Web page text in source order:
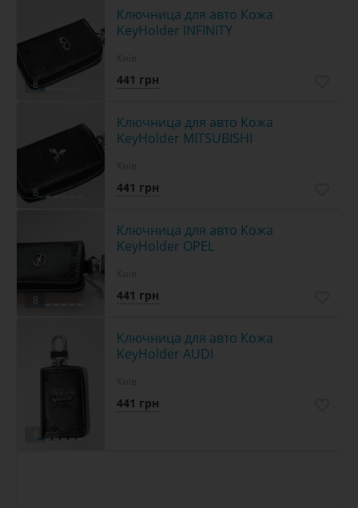
8
Ключница для авто Кожа
KeyHolder INFINITY
441 грн
8
Ключница для авто Кожа
KeyHolder MITSUBISHI
441 грн
8
Ключница для авто Кожа
KeyHolder OPEL
441 грн
Ключница для авто Кожа
KeyHolder AUDI
441 грн